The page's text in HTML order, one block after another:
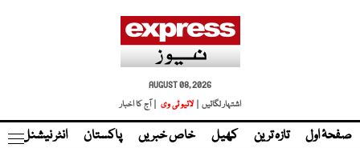
AUGUST 08, 2026
اشتہار لگائیں |
لائیو ٹی وی | آج کا اخبار
صفحۂ اول تازہ ترین کھیل خاص خبریں پاکستان انٹر نیشنل